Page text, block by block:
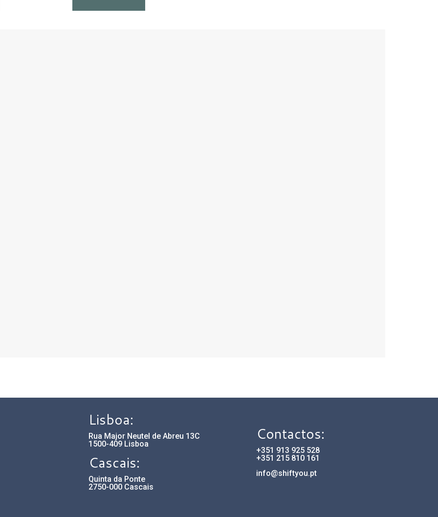
Lisboa:
Rua Major Neutel de Abreu 13C
1500-409 Lisboa
Cascais:
Quinta da Ponte
2750-000 Cascais
Contactos:
+351 913 925 528
+351 215 810 161
info@shiftyou.pt